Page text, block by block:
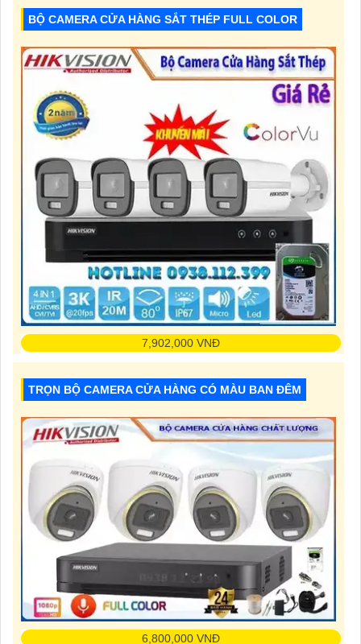
Chức Năng:Thu Âm
Xem Ban Đêm:Hồng Ngoại 30m
BỘ CAMERA CỬA HÀNG SẮT THÉP FULL COLOR
7,902,000 VNĐ
Độ Phân Giải: 5.0 MP
Chức Năng:Chống Nước
Xem Ban Đêm:Full Color 20m
TRỌN BỘ CAMERA CỬA HÀNG CÓ MÀU BAN ĐÊM
6,800,000 VNĐ